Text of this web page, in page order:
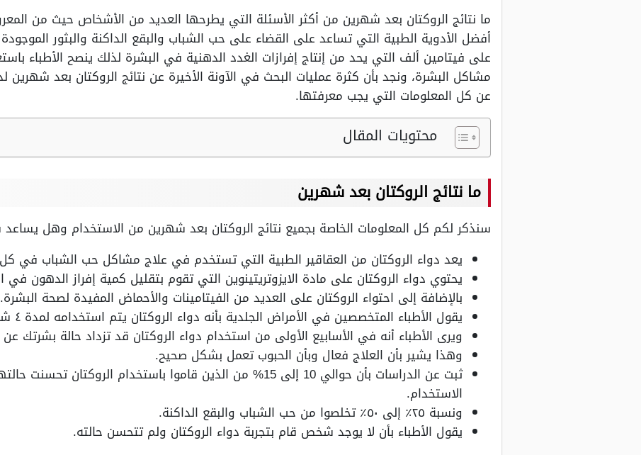
ما نتائج الروكتان بعد شهرين من أكثر الأسئلة التي يطرحها العديد من الأشخاص حيث من
أفضل الأدوية الطبية التي تساعد على القضاء على حب الشباب والبقع الداكنة والبثور
على فيتامين ألف التي يحد من إنتاج إفرازات الغدد الدهنية في البشرة لذلك ينصح الأطباء
مشاكل البشرة، ونجد بأن كثرة عمليات البحث في الآونة الأخيرة عن نتائج الروكتان بعد شهرين
عن كل المعلومات التي يجب معرفتها.
محتويات المقال
ما نتائج الروكتان بعد شهرين
سنذكر لكم كل المعلومات الخاصة بجميع نتائج الروكتان بعد شهرين من الاستخدام وهل
يعد دواء الروكتان من العقاقير الطبية التي تستخدم في علاج مشاكل حب الشباب في كل
يحتوي دواء الروكتان على مادة الايزوتريتينوين التي تقوم بتقليل كمية إفراز الدهون في
بالإضافة إلى احتواء الروكتان على العديد من الفيتامينات والأحماض المفيدة لصحة البشرة.
يقول الأطباء المتخصصين في الأمراض الجلدية بأنه دواء الروكتان يتم استخدامه لمدة ٤ شهور أو أكثر.
ويرى الأطباء أنه في الأسابيع الأولى من استخدام دواء الروكتان قد تزداد حالة بشرتك
وهذا يشير بأن العلاج فعال وبأن الحبوب تعمل بشكل صحيح.
ثبت عن الدراسات بأن حوالي 10 إلى 15% من الذين قاموا باستخدام
الاستخدام.
ونسبة ٢٥٪ إلى ٥٠٪ تخلصوا من حب الشباب والبقع الداكنة.
يقول الأطباء بأن لا يوجد شخص قام بتجربة دواء الروكتان ولم تتحسن حالته.